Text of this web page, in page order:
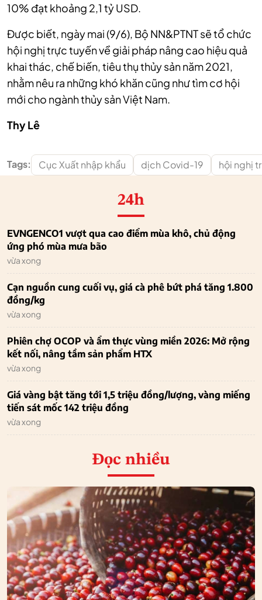
10% đạt khoảng 2,1 tỷ USD.
Được biết, ngày mai (9/6), Bộ NN&PTNT sẽ tổ chức
hội nghị trực tuyến về giải pháp nâng cao hiệu quả
khai thác, chế biến, tiêu thụ thủy sản năm 2021,
nhằm nêu ra những khó khăn cũng như tìm cơ hội
mới cho ngành thủy sản Việt Nam.
Thy Lê
Tags: Cục Xuất nhập khẩu dịch Covid-19 hội nghị
24h
EVNGENCO1 vượt qua cao điểm mùa khô, chủ động
ứng phó mùa mưa bão
vừa xong
Cạn nguồn cung cuối vụ, giá cà phê bứt phá tăng 1.800
đồng/kg
vừa xong
Phiên chợ OCOP và ẩm thực vùng miền 2026: Mở rộng
kết nối, nâng tầm sản phẩm HTX
vừa xong
Giá vàng bật tăng tới 1,5 triệu đồng/lượng, vàng miếng
tiến sát mốc 142 triệu đồng
vừa xong
Đọc nhiều